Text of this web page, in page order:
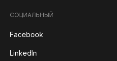
СОЦИАЛЬНЫЙ
Facebook
LinkedIn